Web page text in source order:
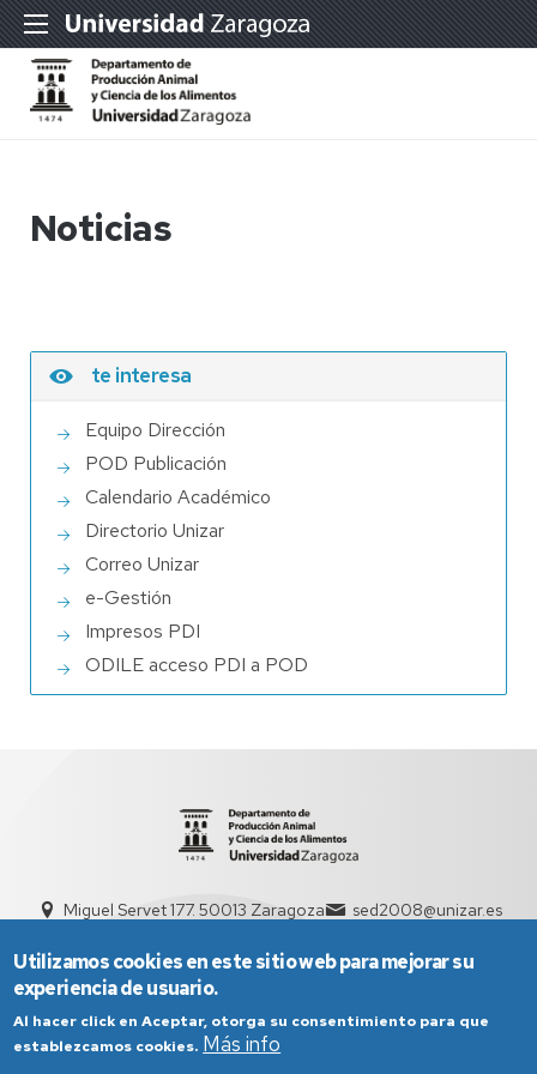
Noticias
te interesa
Equipo Dirección
POD Publicación
Calendario Académico
Directorio Unizar
Correo Unizar
e-Gestión
Impresos PDI
ODILE acceso PDI a POD
Miguel Servet 177. 50013 Zaragoza
sed2008@unizar.es
Utilizamos cookies en este sitio web para mejorar su
experiencia de usuario.
Al hacer click en Aceptar, otorga su consentimiento para que
establezcamos cookies. Más info